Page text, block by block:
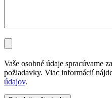
Vaše osobné údaje spracúvame
požiadavky. Viac informácií
údajov.